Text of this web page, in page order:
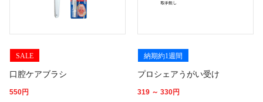
SALE
口腔ケアブラシ
550円
納期約1週間
プロシェアうがい受け
319 ～ 330円